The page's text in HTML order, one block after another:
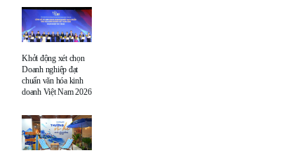
Khởi động xét chọn
Doanh nghiệp đạt
chuẩn văn hóa kinh
doanh Việt Nam 2026